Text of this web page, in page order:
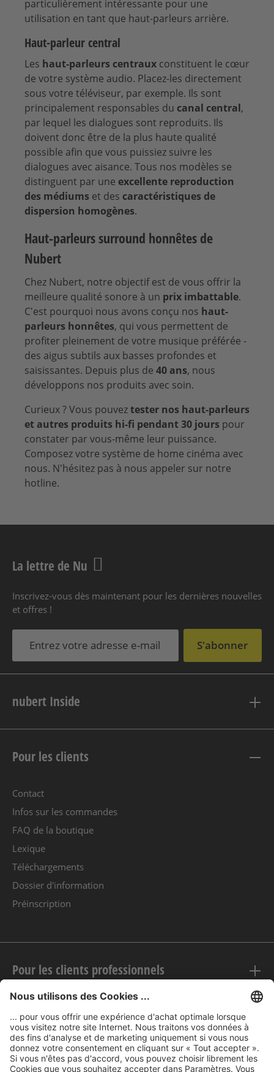
particulièrement intéressante pour une
utilisation en tant que haut-parleurs arrière.
Haut-parleur central
Les haut-parleurs centraux constituent le cœur
de votre système audio. Placez-les directement
sous votre téléviseur, par exemple. Ils sont
principalement responsables du canal central,
par lequel les dialogues sont reproduits. Ils
doivent donc être de la plus haute qualité
possible afin que vous puissiez suivre les
dialogues avec aisance. Tous nos modèles se
distinguent par une excellente reproduction
des médiums et des caractéristiques de
dispersion homogènes.
Haut-parleurs surround honnêtes de
Nubert
Chez Nubert, notre objectif est de vous offrir la
meilleure qualité sonore à un prix imbattable.
C'est pourquoi nous avons conçu nos haut-
parleurs honnêtes, qui vous permettent de
profiter pleinement de votre musique préférée -
des aigus subtils aux basses profondes et
saisissantes. Depuis plus de 40 ans, nous
développons nos produits avec soin.
Curieux ? Vous pouveztester nos haut-parleurs
et autres produits hi-fi pendant 30 jours pour
constater par vous-même leur puissance.
Composez votre système de home cinéma avec
nous. N'hésitez pas à nous appeler sur notre
hotline.
La lettre de Nu
Inscrivez-vous dès maintenant pour les dernières nouvelles
et offres !
S'abonner
nubert Inside
Pour les clients
Contact
Infos sur les commandes
FAQ de la boutique
Lexique
Téléchargements
Dossier d'information
Préinscription
Pour les clients professionnels
Mentions légales